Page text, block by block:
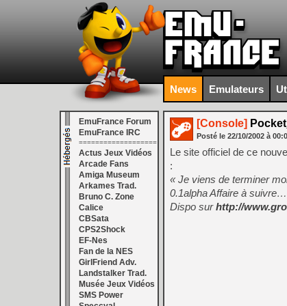
News Emulateurs
EmuFrance Forum
EmuFrance IRC
===================
Actus Jeux Vidéos
Arcade Fans
Amiga Museum
Arkames Trad.
Bruno C. Zone
Calice
CBSata
CPS2Shock
EF-Nes
Fan de la NES
GirlFriend Adv.
Landstalker Trad.
Musée Jeux Vidéos
SMS Power
[Console]
Posté le 22/10/2002 à
Le site officiel de ce
:
« Je viens de terminer
0.1alpha Affaire à suivre…
Dispo surhttp://